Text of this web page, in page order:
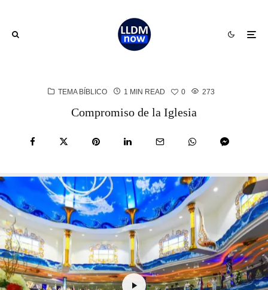
TEMA BÍBLICO 1 MIN READ 0 273
Compromiso de la Iglesia